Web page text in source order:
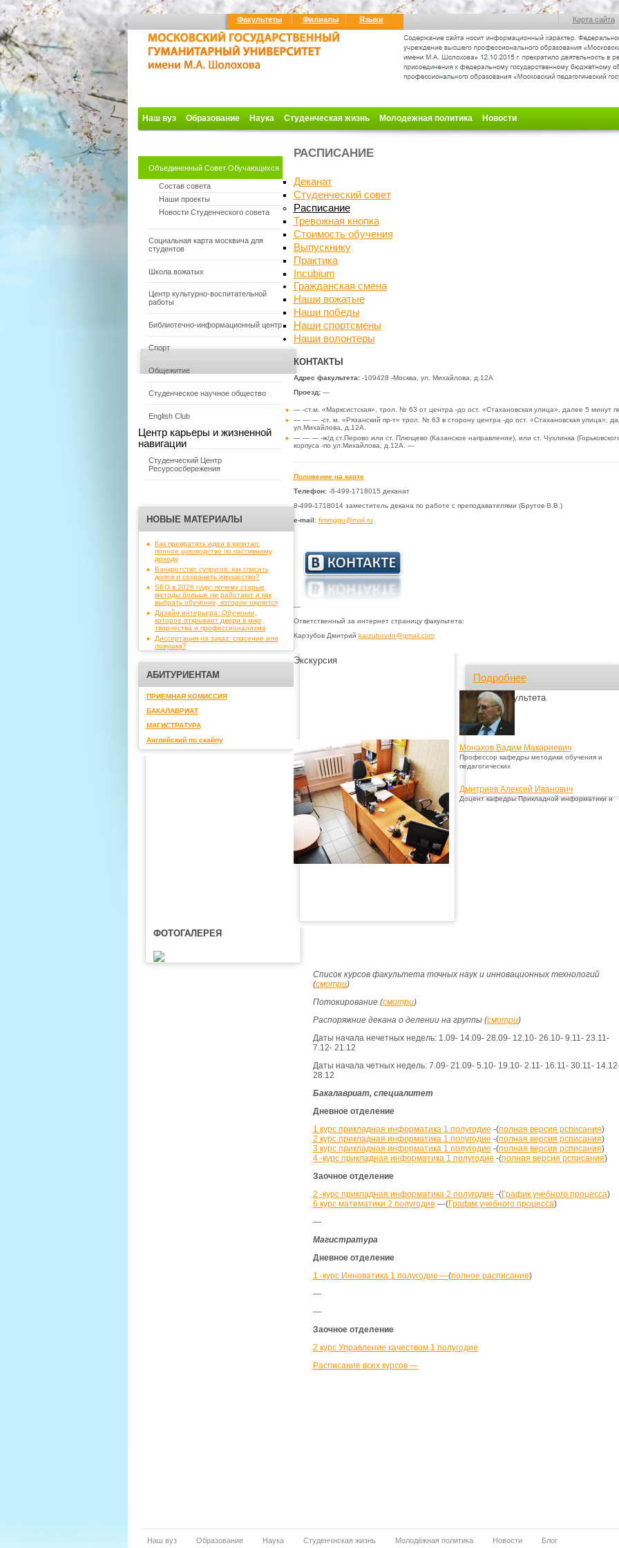
Факультеты Филиалы Языки Карта сайта
Наш вуз Образование Наука Студенческая жизнь Молодежная политика Новости
Объединенный Совет Обучающихся
Состав совета
Наши проекты
Новости Студенческого совета
Социальная карта москвича для
студентов
Школа вожатых
Центр культурно-воспитательной
работы
Библиотечно-информационный центр
Спорт
Общежитие
Студенческое научное общество
English Club
Центр карьеры и жизненной
навигации
Студенческий Центр
Ресурсосбережения
НОВЫЕ МАТЕРИАЛЫ
Как превратить идеи в капитал:
полное руководство по пассивному
доходу
Банкротство супругов: как списать
долги и сохранить имущество?
SEO в 2026 году: почему старые
методы больше не работают и как
выбрать обучение, которое окупится
Дизайн интерьера: Обучение,
которое открывает двери в мир
творчества и профессионализма
Диссертация на заказ: спасение или
ловушка?
АБИТУРИЕНТАМ
ПРИЕМНАЯ КОМИССИЯ
БАКАЛАВРИАТ
МАГИСТРАТУРА
Английский по скайпу
РАСПИСАНИЕ
Деканат
Студенческий совет
Расписание
Тревожная кнопка
Стоимость обучения
Выпускнику
Практика
Incubium
Гражданская смена
Наши вожатые
Наши победы
Наши спортсмены
Наши волонтеры
КОНТАКТЫ
Адрес факультета:-109428 -Москва, ул. Михайлова, д.12А
Проезд:—
— -ст.м. «Марксистская», трол. № 63 от центра -до ост. «Стахановская улица», далее 5 минут
— — — -ст. м. «Рязанский пр-т» трол. № 63 в сторону центра -до ост. «Стахановская улица»,
ул.Михайлова, д.12А.
— — — -ж/д ст.Перово или ст. Плющево (Казанское направление), или ст. Чухлинка
корпуса -по ул.Михайлова, д.12А. —
Положение на карте
Телефон:-8-499-1718015 деканат
8-499-1718014 заместитель декана по работе с преподавателями (Брутов В.В.)
e-mail: fimmggu@mail.ru
—
Ответственный за интернет страницу факультета:
Карзубов Дмитрий karzubovdn@gmail.com
Экскурсия
Подробнее
Лица факультета
Монахов Вадим Макариевич
Профессор кафедры методики обучения и
педагогических
Дмитриев Алексей Иванович
Доцент кафедры Прикладной информатики и
ФОТОГАЛЕРЕЯ
Список курсов факультета точных наук и инновационных технологий
(смотри)
Потокирование (смотри)
Распоряжние декана о делении на группы (смотри)
Даты начала нечетных недель: 1.09- 14.09- 28.09- 12.10- 26.10- 9.11- 23.11-
7.12- 21.12
Даты начала четных недель: 7.09- 21.09- 5.10- 19.10- 2.11- 16.11- 30.11-
28.12
Бакалавриат, специалитет
Дневное отделение
1 курс прикладная информатика 1 полугодие -(полная версия рсписания)
2 курс прикладная информатика 1 полугодие -(полная версия рсписания)
3 курс прикладная информатика 1 полугодие -(полная версия рсписания)
4 -курс прикладная информатика 1 полугодие -(полная версия рсписания)
Заочное отделение
2 -курс прикладная информатика 2 полугодие -(График учебного процесса)
6 курс математики 2 полугодие —(График учебного процесса)
—
Магистратура
Дневное отделение
1 -курс Инноватика 1 полугодие —(полное расписание)
—
—
Заочное отделение
2 курс Управление качеством 1 полугодие
Расписание всех курсов —
Наш вуз Образование Наука Студенчнская жизнь Молодёжная политика Новости Блог